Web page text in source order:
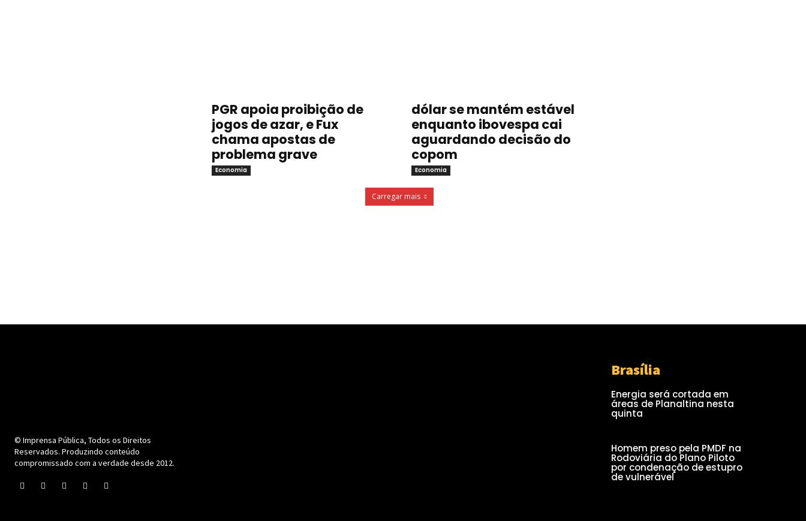
PGR apoia proibição de
jogos de azar, e Fux
chama apostas de
problema grave
Economia
dólar se mantém estável
enquanto ibovespa cai
aguardando decisão do
copom
Economia
Carregar mais
© Imprensa Pública, Todos os Direitos
Reservados. Produzindo conteúdo
compromissado com a verdade desde 2012.
Brasília
Energia será cortada em
áreas de Planaltina nesta
quinta
Homem preso pela PMDF na
Rodoviária do Plano Piloto
por condenação de estupro
de vulnerável